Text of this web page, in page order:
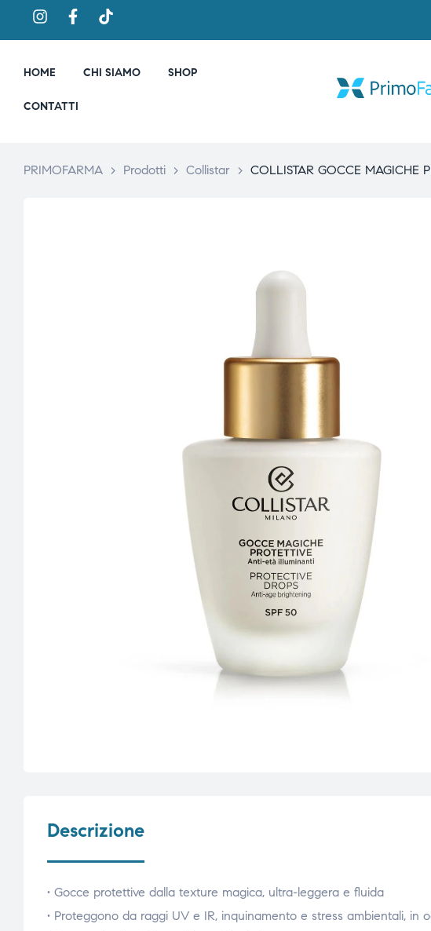
HOME CHI SIAMO SHOP
CONTATTI
PRIMOFARMA > Prodotti > Collistar > COLLISTAR GOCCE MAGICHE
Descrizione
• Gocce protettive dalla texture magica, ultra-leggera e fluida
• Proteggono da raggi UV e IR, inquinamento e stress ambientali,